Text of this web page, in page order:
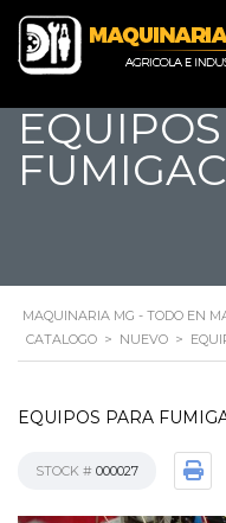
MAQUINARIA MG - TODO EN
CATALOGO > NUEVO >
EQUIPOS PARA
STOCK # 000027